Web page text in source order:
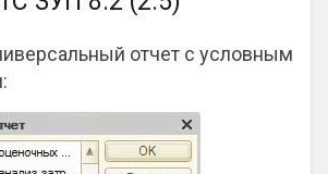
отчет с условным